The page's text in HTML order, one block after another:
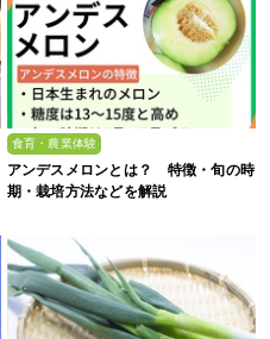
食育・農業体験
アンデスメロンとは？ 特徴・旬の時
期・栽培方法などを解説